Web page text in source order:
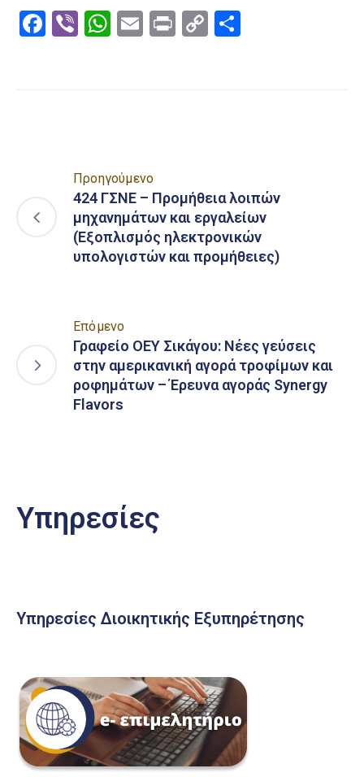
Facebook
ViberWhatsApp
EmailPrintCopy
Προηγούμενο
424 ΓΣΝΕ – Προμήθεια λοιπών
μηχανημάτων και εργαλείων
(Εξοπλισμός ηλεκτρονικών
υπολογιστών και προμήθειες)
Επόμενο
Γραφείο ΟΕΥ Σικάγου: Νέες γεύσεις
στην αμερικανική αγορά τροφίμων και
ροφημάτων – Έρευνα αγοράς Synergy
Flavors
Υπηρεσίες
Υπηρεσίες Διοικητικής Εξυπηρέτησης